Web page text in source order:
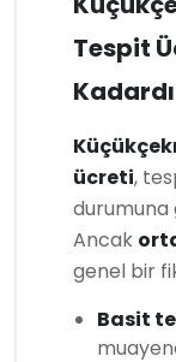
Tespit
ücreti,
durumuna
Ancak
genel bir
Basit